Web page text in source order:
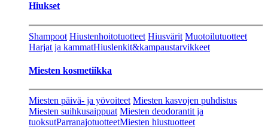
Hiukset
Shampoot Hiustenhoitotuotteet Hiusvärit Muotoilutuotteet
Harjat ja kammatHiuslenkit&kampaustarvikkeet
Miesten kosmetiikka
Miesten päivä- ja yövoiteet Miesten kasvojen puhdistus
Miesten suihkusaippuat Miesten deodorantit ja
tuoksutParranajotuotteetMiesten hiustuotteet